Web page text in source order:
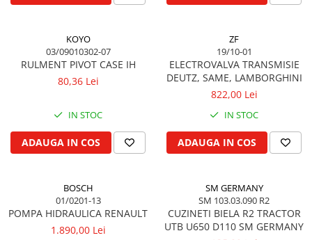
Colier toba esapament
Turbosuflanta
Flexibil evacuare
Garnituri motor
Garnitura culbutori capac camera
supapelor
Garnitura chiulasa motor
Set garnituri superior
Set garnituri inferior
Garnituri vrac
Filtru ulei de motor
Prefiltru de aer
Cablu de frana
Cilindru de frana
Frana de oprire
Frane cu piston
Frane pneumatice
Frane cu disc uscat
Kola Rivale
Lemken
Supertino
Seko
Someca
Agrimaster
KOYO
03/09010302-07
RULMENT PIVOT CASE IH
80,36 Lei
IN STOC
ADAUGA IN COS
ZF
19/10-01
ELECTROVALVA TRANSMISIE
DEUTZ, SAME, LAMBORGHINI
822,00 Lei
IN STOC
ADAUGA IN COS
BOSCH
01/0201-13
POMPA HIDRAULICA RENAULT
1.890,00 Lei
SM GERMANY
SM 103.03.090 R2
CUZINETI BIELA R2 TRACTOR
UTB U650 D110 SM GERMANY